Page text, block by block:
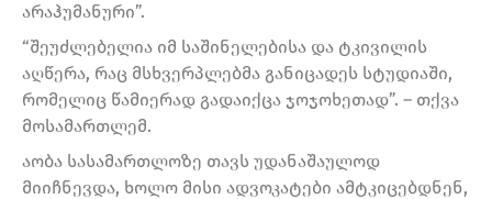
არაჰუმანური”.
“შეუძლებელია იმ საშინელებისა და ტკივილის
აღწერა, რაც მსხვერპლებმა განიცადეს სტუდიაში,
რომელიც წამიერად გადაიქცა ჯოჯოხეთად”. – თქვა
მოსამართლემ.
აობა სასამართლოზე თავს უდანაშაულოდ
მიიჩნევდა, ხოლო მისი ადვოკატები ამტკიცებდნენ,